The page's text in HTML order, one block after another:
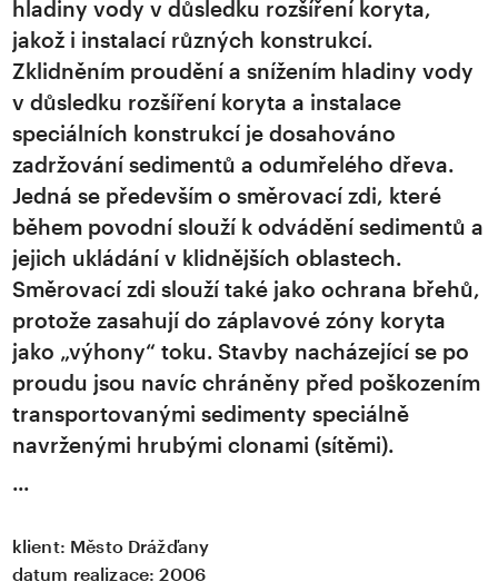
hladiny vody v důsledku rozšíření koryta,
jakož i instalací různých konstrukcí.
Zklidněním proudění a snížením hladiny vody
v důsledku rozšíření koryta a instalace
speciálních konstrukcí je dosahováno
zadržování sedimentů a odumřelého dřeva.
Jedná se především o směrovací zdi, které
během povodní slouží k odvádění sedimentů a
jejich ukládání v klidnějších oblastech.
Směrovací zdi slouží také jako ochrana břehů,
protože zasahují do záplavové zóny koryta
jako „výhony“ toku. Stavby nacházející se po
proudu jsou navíc chráněny před poškozením
transportovanými sedimenty speciálně
navrženými hrubými clonami (sítěmi).
klient: Město Drážďany
datum realizace: 2006